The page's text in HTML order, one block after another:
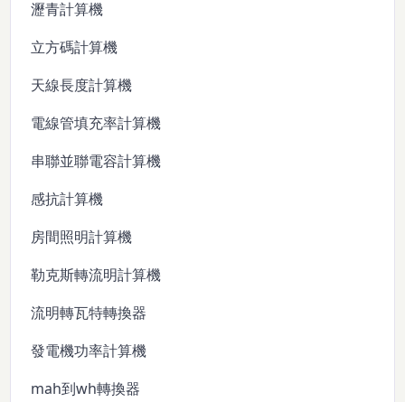
瀝青計算機
立方碼計算機
天線長度計算機
電線管填充率計算機
串聯並聯電容計算機
感抗計算機
房間照明計算機
勒克斯轉流明計算機
流明轉瓦特轉換器
發電機功率計算機
mah到wh轉換器